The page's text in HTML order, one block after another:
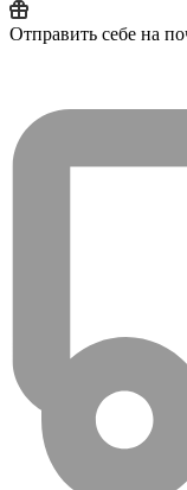
Отправить себе на